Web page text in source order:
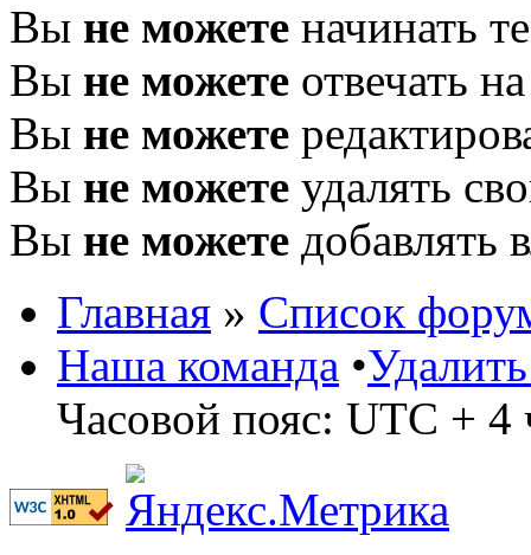
Вы не можете начинать
Вы не можете отвечать
Вы не можете
Вы не можете удалять
Вы не можете добавлять
Главная » Список
Наша команда •
Часовой пояс: UTC + 4